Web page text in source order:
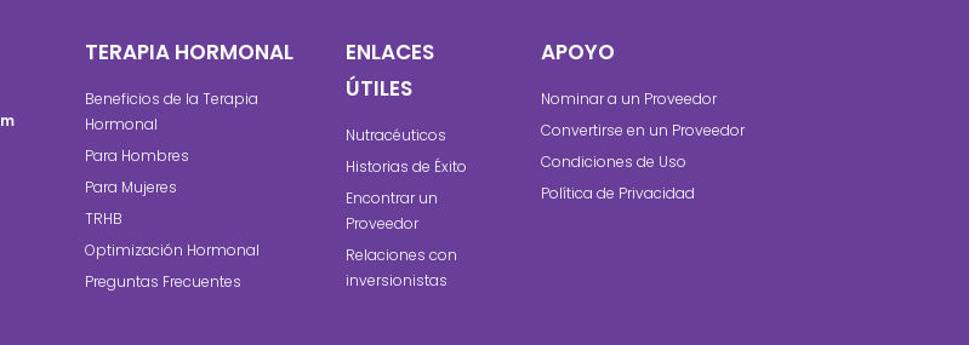
TERAPIA HORMONAL
Beneficios de la Terapia
Hormonal
Para Hombres
Para Mujeres
TRHB
Optimización Hormonal
Preguntas Frecuentes
ENLACES
ÚTILES
Nutracéuticos
Historias de Éxito
Encontrar un
Proveedor
Relaciones con
inversionistas
APOYO
Nominar a un Proveedor
Convertirse en un Proveedor
Condiciones de Uso
Política de Privacidad